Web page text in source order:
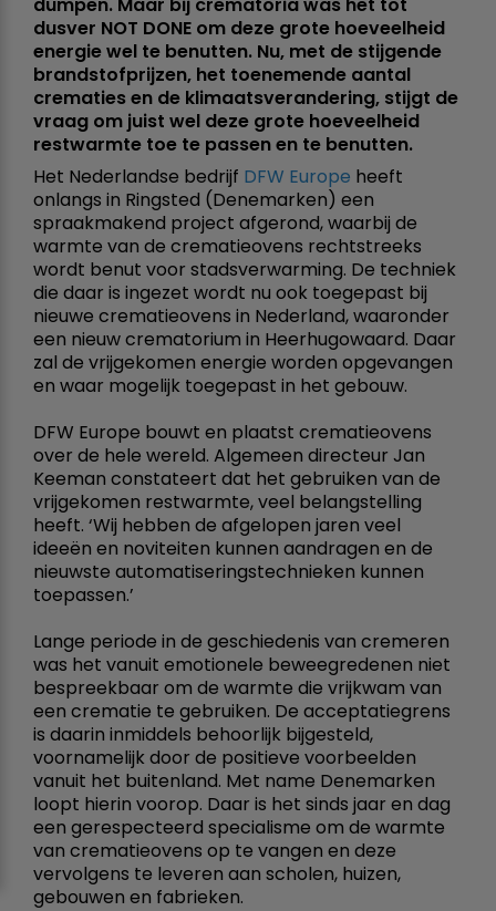
dusver NOT DONE om deze grote hoeveelheid
energie wel te benutten. Nu, met de stijgende
brandstofprijzen, het toenemende aantal
crematies en de klimaatsverandering, stijgt de
vraag om juist wel deze grote hoeveelheid
restwarmte toe te passen en te benutten.
Het Nederlandse bedrijf DFW Europe heeft
onlangs in Ringsted (Denemarken) een
spraakmakend project afgerond, waarbij de
warmte van de crematieovens rechtstreeks
wordt benut voor stadsverwarming. De techniek
die daar is ingezet wordt nu ook toegepast bij
nieuwe crematieovens in Nederland, waaronder
een nieuw crematorium in Heerhugowaard. Daar
zal de vrijgekomen energie worden opgevangen
en waar mogelijk toegepast in het gebouw.
DFW Europe bouwt en plaatst crematieovens
over de hele wereld. Algemeen directeur Jan
Keeman constateert dat het gebruiken van de
vrijgekomen restwarmte, veel belangstelling
heeft. ‘Wij hebben de afgelopen jaren veel
ideeën en noviteiten kunnen aandragen en de
nieuwste automatiseringstechnieken kunnen
toepassen.’
Lange periode in de geschiedenis van cremeren
was het vanuit emotionele beweegredenen niet
bespreekbaar om de warmte die vrijkwam van
een crematie te gebruiken. De acceptatiegrens
is daarin inmiddels behoorlijk bijgesteld,
voornamelijk door de positieve voorbeelden
vanuit het buitenland. Met name Denemarken
loopt hierin voorop. Daar is het sinds jaar en dag
een gerespecteerd specialisme om de warmte
van crematieovens op te vangen en deze
vervolgens te leveren aan scholen, huizen,
gebouwen en fabrieken.